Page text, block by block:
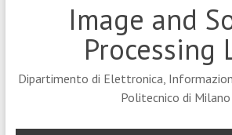
Image and
Processing
Dipartimento di Elettronica,
Politecnico di Milano